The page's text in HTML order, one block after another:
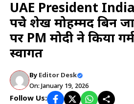
UAE President
पहुंचे शेख मोहम्मद बिन
पर PM मोदी ने किया
स्वागत
By Editor Desk
On: January 19, 2026
Follow Us: